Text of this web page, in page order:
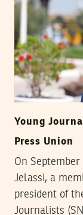
Young
Press Union
On
Jelassi, a
president of
Journalists